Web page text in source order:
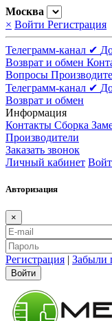
Москва
× Войти Регистрация
Телеграмм-канал ✔
Возврат и обмен
Вопросы
Телеграмм-канал ✔
Возврат и обмен
Информация
Контакты Сборка
Производители
Заказать звонок
Личный кабинет
Авторизация
×
Регистрация | Забыли
Войти